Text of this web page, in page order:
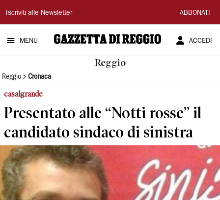
Gazzetta
di
Reggio
Iscriviti alle Newsletter ABBONATI
MENU ACCEDI
Reggio
Reggio Cronaca
casalgrande
Presentato alle “Notti rosse” il
candidato sindaco di sinistra